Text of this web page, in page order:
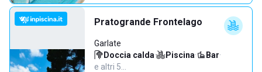
Pratogrande Frontelago
Garlate
Doccia calda· Piscina· Bar·
e altri 5…